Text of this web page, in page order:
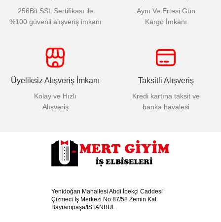
256Bit SSL Sertifikası ile
%100 güvenli alışveriş imkanı
Aynı Ve Ertesi Gün
Kargo İmkanı
Üyeliksiz Alışveriş İmkanı
Kolay ve Hızlı
Alışveriş
Taksitli Alışveriş
Kredi kartına taksit ve
banka havalesi
Yenidoğan Mahallesi Abdi İpekçi Caddesi
Çizmeci İş Merkezi No:87/58 Zemin Kat
Bayrampaşa/İSTANBUL